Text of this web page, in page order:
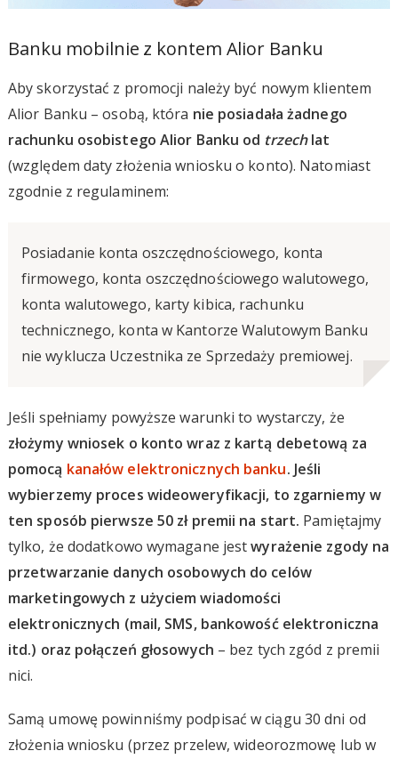
Banku mobilnie z kontem Alior Banku
Aby skorzystać z promocji należy być nowym klientem
Alior Banku – osobą, która nie posiadała żadnego
rachunku osobistego Alior Banku od trzechlat
(względem daty złożenia wniosku o konto). Natomiast
zgodnie z regulaminem:
Posiadanie konta oszczędnościowego, konta
firmowego, konta oszczędnościowego walutowego,
konta walutowego, karty kibica, rachunku
technicznego, konta w Kantorze Walutowym Banku
nie wyklucza Uczestnika ze Sprzedaży premiowej.
Jeśli spełniamy powyższe warunki to wystarczy, że
złożymy wniosek o konto wraz z kartą debetową za
pomocą kanałów elektronicznych banku. Jeśli
wybierzemy proces wideoweryfikacji, to zgarniemy w
ten sposób pierwsze 50 zł premii na start. Pamiętajmy
tylko, że dodatkowo wymagane jestwyrażenie zgody na
przetwarzanie danych osobowych do celów
marketingowych z użyciem wiadomości
elektronicznych (mail, SMS, bankowość elektroniczna
itd.) oraz połączeń głosowych – bez tych zgód z premii
nici.
Samą umowę powinniśmy podpisać w ciągu 30 dni od
złożenia wniosku (przez przelew, wideorozmowę lub w